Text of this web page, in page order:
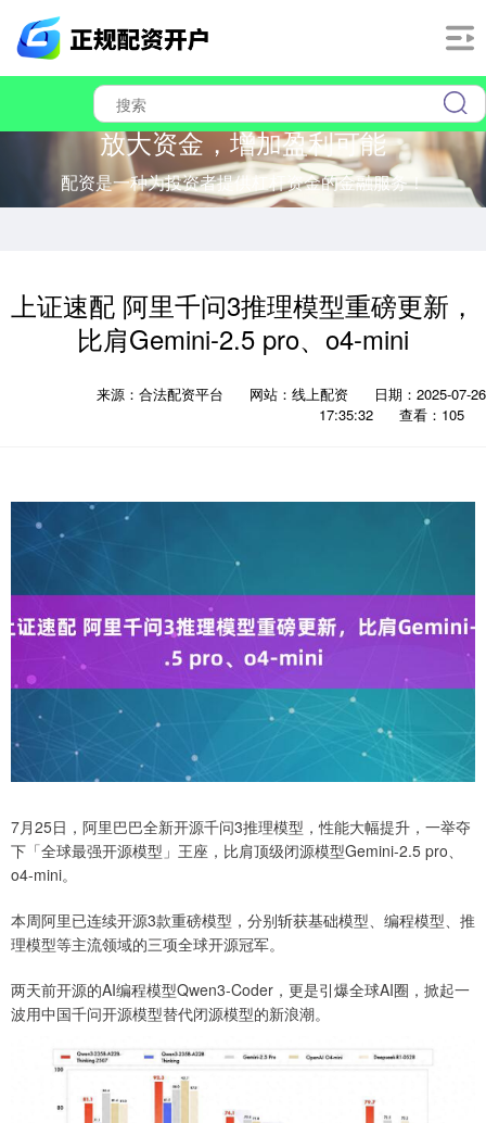
放大资金，增加盈利可能
配资是一种为投资者提供杠杆资金的金融服务！
上证速配 阿里千问3推理模型重磅更新，
比肩Gemini-2.5 pro、o4-mini
来源：合法配资平台 网站：线上配资
日期：2025-07-26
17:35:32
查看：105
7月25日，阿里巴巴全新开源千问3推理模型，性能大幅提升，一举夺
下「全球最强开源模型」王座，比肩顶级闭源模型Gemini-2.5 pro、
o4-mini。
本周阿里已连续开源3款重磅模型，分别斩获基础模型、编程模型、推
理模型等主流领域的三项全球开源冠军。
两天前开源的AI编程模型Qwen3-Coder，更是引爆全球AI圈，掀起一
波用中国千问开源模型替代闭源模型的新浪潮。